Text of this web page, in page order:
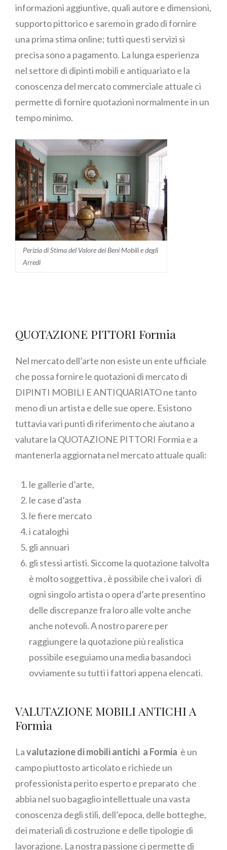
informazioni aggiuntive, quali autore e dimensioni,
supporto pittorico e saremo in grado di fornire
una prima stima online; tutti questi servizi si
precisa sono a pagamento. La lunga esperienza
nel settore di dipinti mobili e antiquariato e la
conoscenza del mercato commerciale attuale ci
permette di fornire quotazioni normalmente in un
tempo minimo.
Perizia di Stima del Valore dei Beni Mobili e degli
Arredi
QUOTAZIONE PITTORI Formia
Nel mercato dell’arte non esiste un ente ufficiale
che possa fornire le quotazioni di mercato di
DIPINTI MOBILI E ANTIQUARIATO ne tanto
meno di un artista e delle sue opere. Esistono
tuttavia vari punti di riferimento che aiutano a
valutare la QUOTAZIONE PITTORI Formia e a
mantenerla aggiornata nel mercato attuale quali:
le gallerie d’arte,
le case d’asta
le fiere mercato
i cataloghi
gli annuari
gli stessi artisti. Siccome la quotazione talvolta
è molto soggettiva , è possibile che i valori di
ogni singolo artista o opera d’arte presentino
delle discrepanze fra loro alle volte anche
anche notevoli. A nostro parere per
raggiungere la quotazione più realistica
possibile eseguiamo una media basandoci
ovviamente su tutti i fattori appena elencati.
VALUTAZIONE MOBILI ANTICHI A
Formia
Lavalutazione di mobili antichi a Formia è un
campo piuttosto articolato e richiede un
professionista perito esperto e preparato che
abbia nel suo bagaglio intellettuale una vasta
conoscenza degli stili, dell’epoca, delle botteghe,
dei materiali di costruzione e delle tipologie di
lavorazione. La nostra passione ci permette di